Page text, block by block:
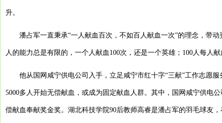
升。
潘占军一直秉承“一人献血百次，不如百人献血一次”的理念，带
人的能力总是有限的，一个人献血100次，还是一个英雄；100人每人
他从国网咸宁供电公司入手，立足咸宁市红十字“三献”工作志愿
5000多人开始无偿献血，或成为固定献血人群。其中，国网咸宁供电
偿献血奉献奖金奖。湖北科技学院90后教师高睿是潘占军的羽毛球友